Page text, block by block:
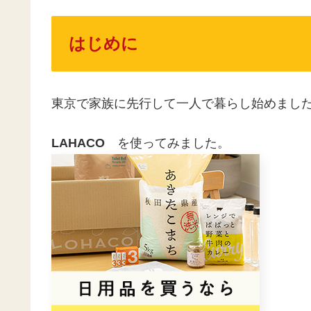
はじめに
東京で家族に先行して一人で暮らし始めまし
LAHACO を使ってみました。